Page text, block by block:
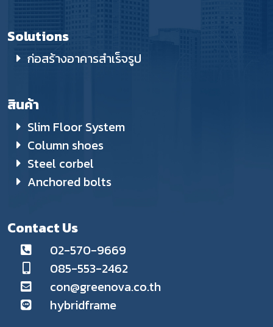
Solutions
ก่อสร้างอาคารสำเร็จรูป
สินค้า
Slim Floor System
Column shoes
Steel corbel
Anchored bolts
Contact Us
02-570-9669
085-553-2462
con@greenova.co.th
hybridframe